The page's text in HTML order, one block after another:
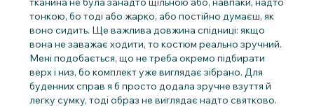
тонкою, бо тоді або жарко, або постійно думаєш, як
воно сидить. Ще важлива довжина спідниці: якщо
вона не заважає ходити, то костюм реально зручний.
Мені подобається, що не треба окремо підбирати
верх і низ, бо комплект уже виглядає зібрано. Для
буденних справ я б просто додала зручне взуття й
легку сумку, тоді образ не виглядає надто святково.